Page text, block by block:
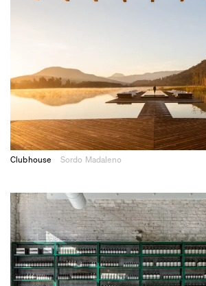
Clubhouse Sordo Madaleno